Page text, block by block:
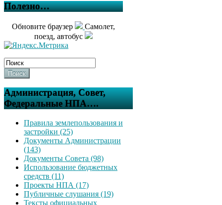
Полезно…
Обновите браузер
Самолет,
поезд, автобус
Поиск
Администрация, Совет,
Федеральные НПА….
Правила землепользования и
застройки (25)
Документы Администрации
(143)
Документы Совета (98)
Использование бюджетных
средств (11)
Проекты НПА (17)
Публичные слушания (19)
Тексты официальных